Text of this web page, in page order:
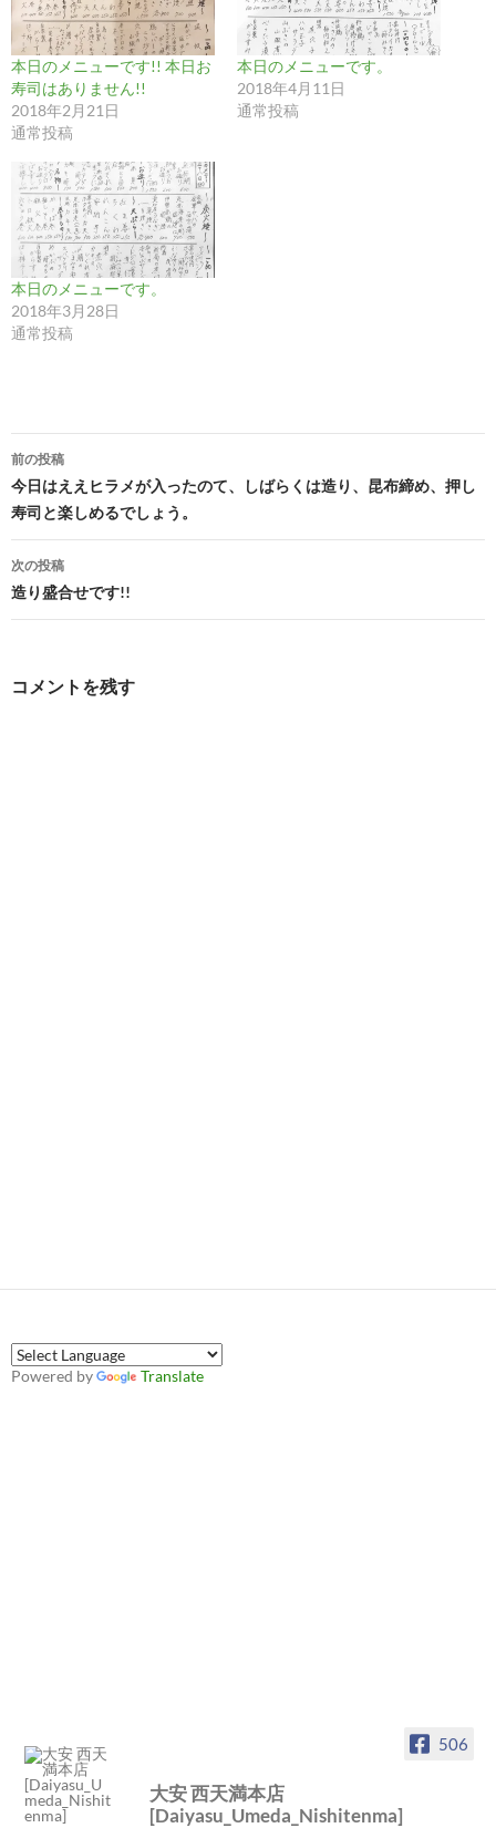
本日のメニューです!! 本日お
寿司はありません!!
2018年2月21日
通常投稿
本日のメニューです。
2018年4月11日
通常投稿
本日のメニューです。
2018年3月28日
通常投稿
投
稿
ナ
ビ
ゲ
シ
前の投稿
今日はええヒラメが入ったのて、しばらくは造り、昆布締め、押し
寿司と楽しめるでしょう。
次の投稿
造り盛合せです!!
コメントを残す
Powered by Translate
506
大安 西天満本店
[Daiyasu_Umeda_Nishitenma]